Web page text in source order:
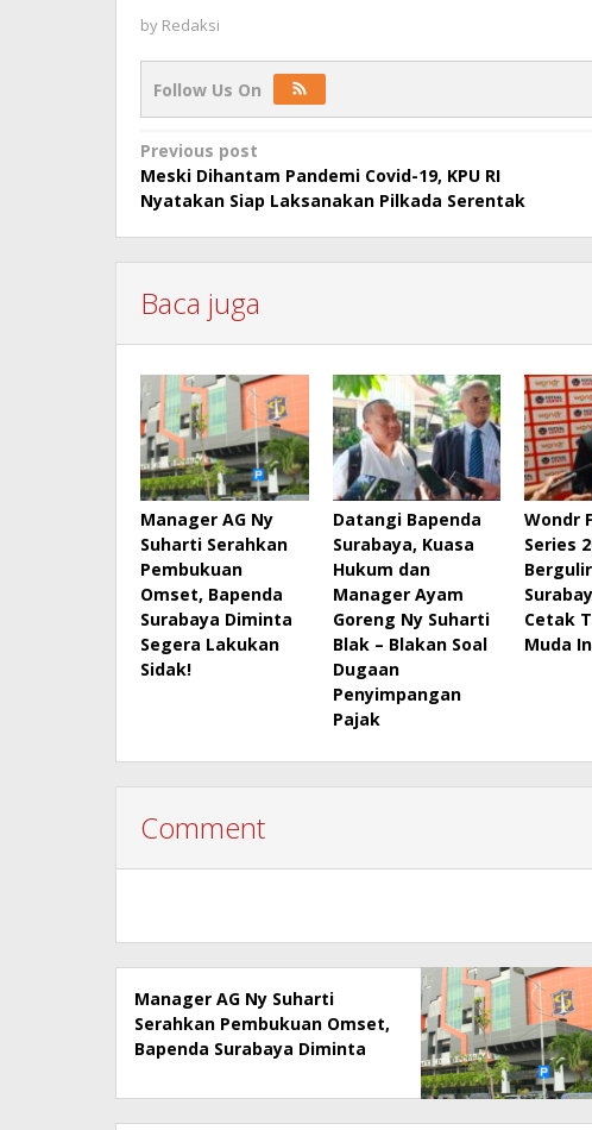
by Redaksi
Follow Us On
Post
navigation
Previous post
Meski Dihantam Pandemi Covid-19, KPU RI
Nyatakan Siap Laksanakan Pilkada Serentak
Baca juga
Manager AG Ny
Suharti Serahkan
Pembukuan
Omset, Bapenda
Surabaya Diminta
Segera Lakukan
Sidak!
Datangi Bapenda
Surabaya, Kuasa
Hukum dan
Manager Ayam
Goreng Ny Suharti
Blak – Blakan Soal
Dugaan
Penyimpangan
Pajak
Wondr
Series
Cetak
Muda
Comment
Manager AG Ny Suharti
Serahkan Pembukuan Omset,
Bapenda Surabaya Diminta